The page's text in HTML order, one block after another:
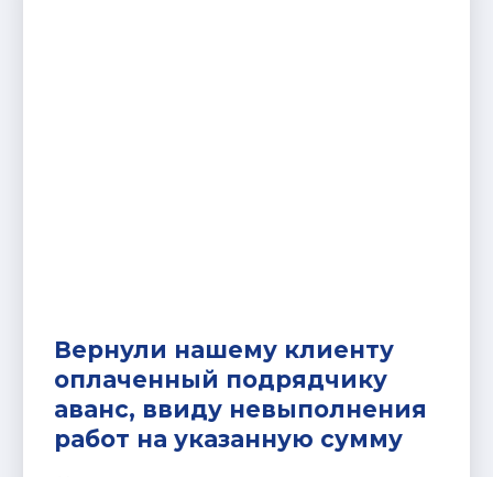
Вернули нашему клиенту
оплаченный подрядчику
аванс, ввиду невыполнения
работ на указанную сумму